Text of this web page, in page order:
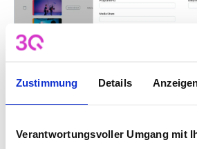
Zustimmung Details
Verantwortungsvoller Umgang mit
Interactive and